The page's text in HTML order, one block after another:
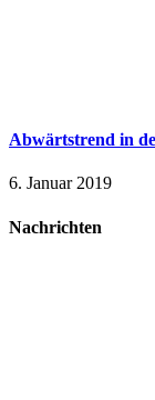
Abwärtstrend in
6. Januar 2019
Nachrichten